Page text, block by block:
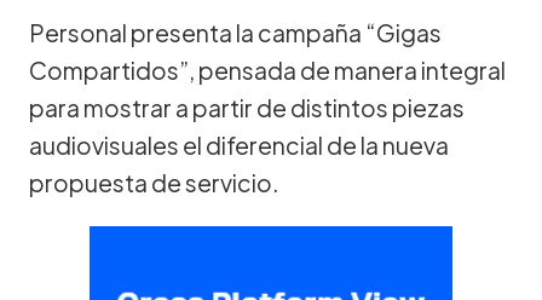
Personal presenta la campaña “Gigas
Compartidos”, pensada de manera integral
para mostrar a partir de distintos piezas
audiovisuales el diferencial de la nueva
propuesta de servicio.